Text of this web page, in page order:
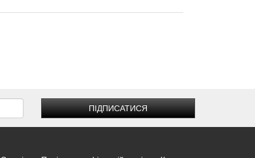
ПІДПИСАТИСЯ